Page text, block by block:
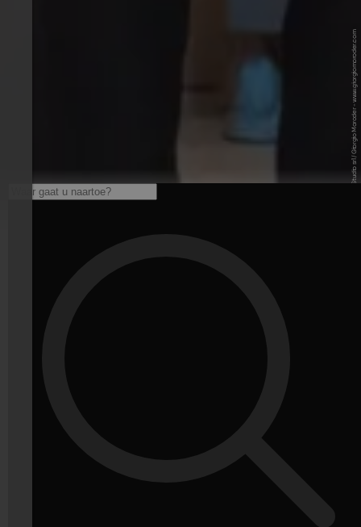
© Laboratorio Studio srl / Giorgio Moroder - www.giorgiomoroder.com